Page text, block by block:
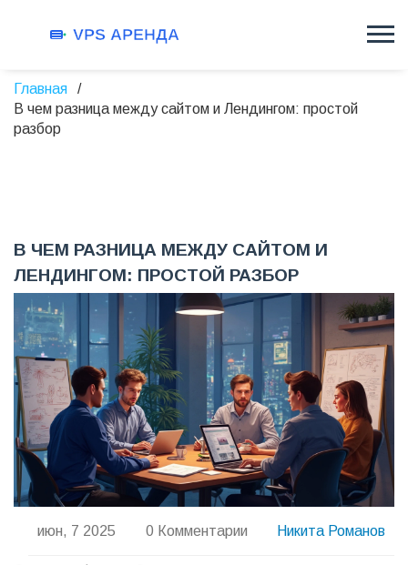
Главная
В чем разница между сайтом и Лендингом: простой
разбор
В ЧЕМ РАЗНИЦА МЕЖДУ САЙТОМ И
ЛЕНДИНГОМ: ПРОСТОЙ РАЗБОР
июн, 7 2025 0 Комментарии Никита Романов